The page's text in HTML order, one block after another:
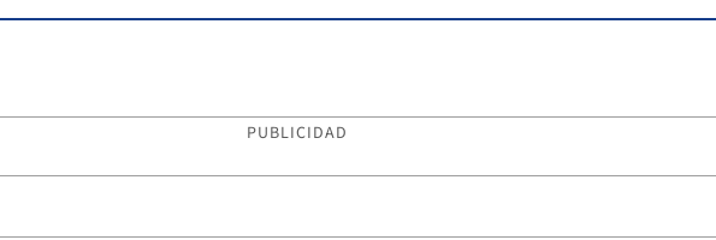
PUBLICIDAD